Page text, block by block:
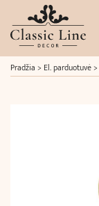
Pradžia > El. parduotuvė>